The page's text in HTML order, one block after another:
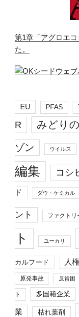
第1章「アグロエ
た。
EU PFAS
R
みどり
ゾン ウイルス
編集
コシ
ド ダウ・ケミカル
ント ファクトリ
ト
ユーカリ
カルフード 人
原発事故 反貧困
ト 多国籍企業
業 枯れ葉剤